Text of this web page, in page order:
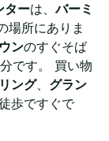
ターは、バーミ
場所にありま
ンのすぐそば
です。 買い物
ング、 グラン
歩ですぐで